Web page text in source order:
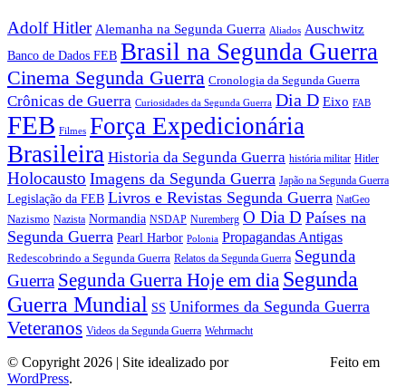
Adolf Hitler Alemanha na Segunda Guerra Aliados Auschwitz
Banco de Dados FEB Brasil na Segunda Guerra
Cinema Segunda Guerra Cronologia da Segunda Guerra
Crônicas de Guerra Curiosidades da Segunda Guerra Dia D Eixo FAB
FEB Filmes Força Expedicionária
Brasileira Historia da Segunda Guerra história militar Hitler
Holocausto Imagens da Segunda Guerra Japão na Segunda Guerra
Legislação da FEB Livros e Revistas Segunda Guerra NatGeo
Nazismo Nazista Normandia NSDAP Nuremberg O Dia D Países na
Segunda Guerra Pearl Harbor Polonia Propagandas Antigas
Redescobrindo a Segunda Guerra Relatos da Segunda Guerra Segunda
Guerra Segunda Guerra Hoje em dia Segunda
Guerra Mundial SS Uniformes da Segunda Guerra
Veteranos Videos da Segunda Guerra Wehrmacht
© Copyright 2026 | Site idealizado por
Feito em
WordPress.